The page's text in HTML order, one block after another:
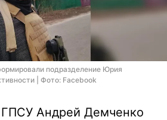
подразделение Юрия
| Фото: Facebook
ГПСУ Андрей Демченко